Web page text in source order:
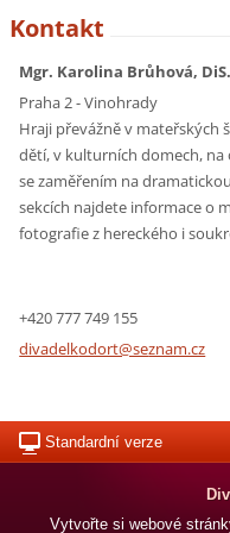
Kontakt
Mgr. Karolina Brůhová, DiS.
Praha 2 - Vinohrady
Hraji převážně v mateřských
dětí, v kulturních domech, na
se zaměřením na
sekcích najdete informace o
fotografie z hereckého i
+420 777 749 155
divadelkodort@seznam.cz
Standardní verze
Vytvořte si webové